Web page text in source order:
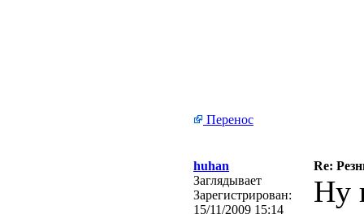
Перенос
huhan
Re:
Заглядывает
Зарегистрирован:
15/11/2009 15:14
Ну